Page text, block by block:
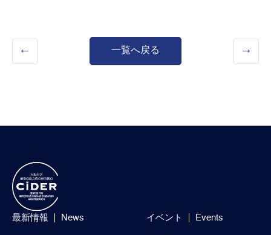
一覧へ戻る
最新情報 News イベント Events